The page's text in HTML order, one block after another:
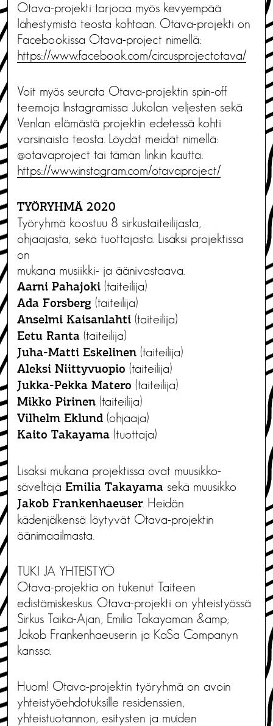
Otava-projekti tarjoaa myös kevyempää
lähestymistä teosta kohtaan. Otava-projekti on
Facebookissa Otava-project nimellä:
https://www.facebook.com/circusprojectotava/
Voit myös seurata Otava-projektin spin-off
teemoja Instagramissa Jukolan veljesten sekä
Venlan elämästä projektin edetessä kohti
varsinaista teosta. Löydät meidät nimellä:
@otavaproject tai tämän linkin kautta:
https://www.instagram.com/otavaproject/
TYÖRYHMÄ 2020
Työryhmä koostuu 8 sirkustaiteilijasta,
ohjaajasta, sekä tuottajasta. Lisäksi projektissa
on
mukana musiikki- ja äänivastaava.
Aarni Pahajoki (taiteilija)
Ada Forsberg (taiteilija)
Anselmi Kaisanlahti (taiteilija)
Eetu Ranta (taiteilija)
Juha-Matti Eskelinen (taiteilija)
Aleksi Niittyvuopio (taiteilija)
Jukka-Pekka Matero (taiteilija)
Mikko Pirinen (taiteilija)
Vilhelm Eklund(ohjaaja)
Kaito Takayama (tuottaja)
Lisäksi mukana projektissa ovat muusikko-
säveltäjä Emilia Takayama sekä muusikko
Jakob Frankenhaeuser. Heidän
kädenjälkensä löytyvät Otava-projektin
äänimaailmasta.
TUKI JA YHTEISTYÖ
Otava-projektia on tukenut Taiteen
edistämiskeskus. Otava-projekti on yhteistyössä
Sirkus Taika-Ajan, Emilia Takayaman &amp;
Jakob Frankenhaeuserin ja KaSa Companyn
kanssa.
Huom! Otava-projektin työryhmä on avoin
yhteistyöehdotuksille residenssien,
yhteistuotannon, esitysten ja muiden